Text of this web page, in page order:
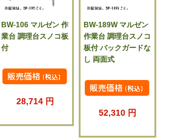
BW-106 マルゼン 作
業台 調理台スノコ板
付
28,714 円
BW-189W マルゼン
作業台 調理台スノコ
板付 バックガードな
し 両面式
52,310 円